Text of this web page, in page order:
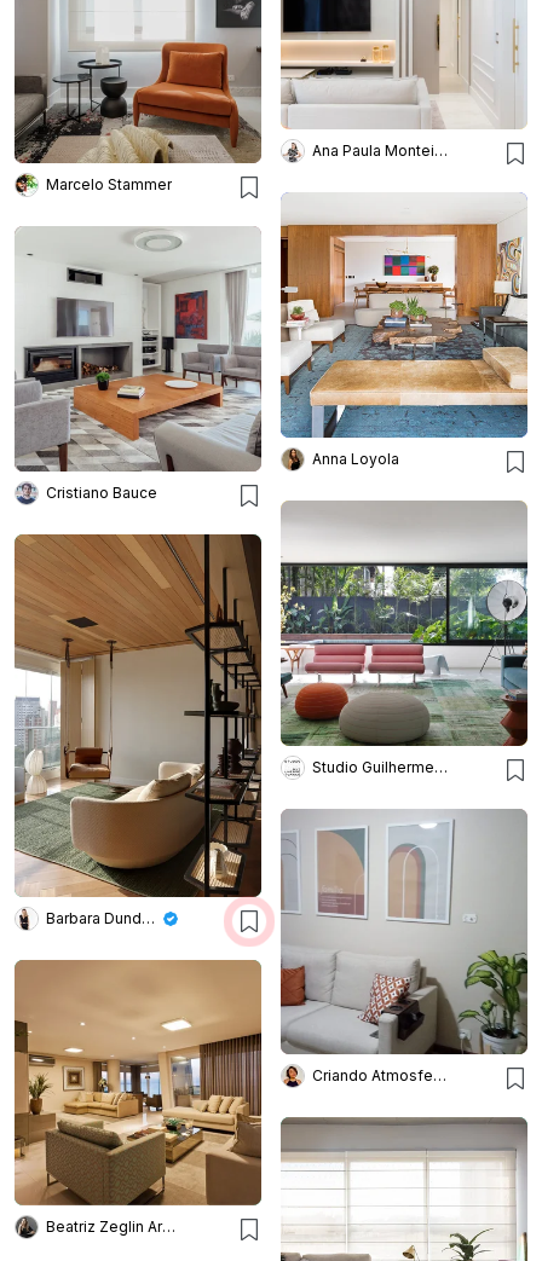
Ana Paula Monteiro
Marcelo Stammer
Anna Loyola
Cristiano Bauce
Studio Guilherme Torres
Barbara Dundes – Arquitetura + Design
Criando Atmosferas
Beatriz Zeglin Arq. Interiores